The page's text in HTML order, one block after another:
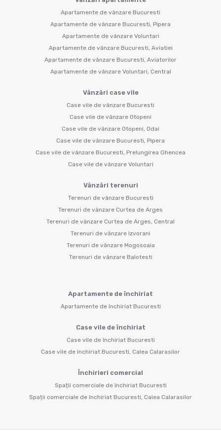
Apartamente de vânzare Bucuresti
Apartamente de vânzare Bucuresti, Pipera
Apartamente de vânzare Voluntari
Apartamente de vânzare Bucuresti, Aviatiei
Apartamente de vânzare Bucuresti, Aviatorilor
Apartamente de vânzare Voluntari, Central
Vânzări case vile
Case vile de vânzare Bucuresti
Case vile de vânzare Otopeni
Case vile de vânzare Otopeni, Odai
Case vile de vânzare Bucuresti, Pipera
Case vile de vânzare Bucuresti, Prelungirea Ghencea
Case vile de vânzare Voluntari
Vânzări terenuri
Terenuri de vânzare Bucuresti
Terenuri de vânzare Curtea de Arges
Terenuri de vânzare Curtea de Arges, Central
Terenuri de vânzare Izvorani
Terenuri de vânzare Mogosoaia
Terenuri de vânzare Balotesti
Apartamente de închiriat
Apartamente de închiriat Bucuresti
Case vile de închiriat
Case vile de închiriat Bucuresti
Case vile de închiriat Bucuresti, Calea Calarasilor
Închirieri comercial
Spații comerciale de închiriat Bucuresti
Spații comerciale de închiriat Bucuresti, Calea Calarasilor